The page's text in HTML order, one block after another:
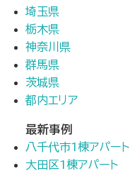
埼玉県
栃木県
神奈川県
群馬県
茨城県
都内エリア
最新事例
八千代市1棟アパート
大田区1棟アパート